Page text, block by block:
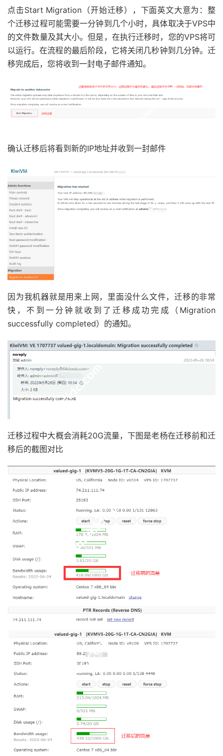
点击Start Migration（开始迁移），下面英文大意为：整
个迁移过程可能需要一分钟到几个小时，具体取决于VPS中
的文件数量及其大小。但是，在执行迁移时，您的VPS将可
以运行。在流程的最后阶段，它将关闭几秒钟到几分钟。迁
移完成后，您将收到一封电子邮件通知。
确认迁移后将看到新的IP地址并收到一封邮件
因为我机器就是用来上网，里面没什么文件，迁移的非常
快，不到一分钟就收到了迁移成功完成（Migration
successfully completed）的通知。
迁移过程中大概会消耗20G流量，下图是老杨在迁移前和迁
移后的截图对比